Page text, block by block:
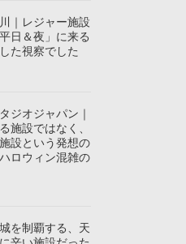
｜レジャー施設
日＆夜」に来る
た視察でした
ジオジャパン｜
施設ではなく、
設という発想の
ロウィン混雑の
を制覇する、天